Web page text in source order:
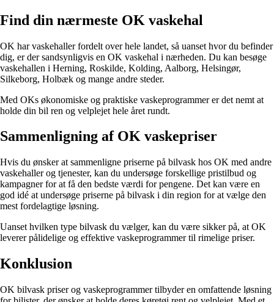
Find din nærmeste OK vaskehal
OK har vaskehaller fordelt over hele landet, så uanset hvor du befinder
dig, er der sandsynligvis en OK vaskehal i nærheden. Du kan besøge
vaskehallen i Herning, Roskilde, Kolding, Aalborg, Helsingør,
Silkeborg, Holbæk og mange andre steder.
Med OKs økonomiske og praktiske vaskeprogrammer er det nemt at
holde din bil ren og velplejet hele året rundt.
Sammenligning af OK vaskepriser
Hvis du ønsker at sammenligne priserne på bilvask hos OK med andre
vaskehaller og tjenester, kan du undersøge forskellige pristilbud og
kampagner for at få den bedste værdi for pengene. Det kan være en
god idé at undersøge priserne på bilvask i din region for at vælge den
mest fordelagtige løsning.
Uanset hvilken type bilvask du vælger, kan du være sikker på, at OK
leverer pålidelige og effektive vaskeprogrammer til rimelige priser.
Konklusion
OK bilvask priser og vaskeprogrammer tilbyder en omfattende løsning